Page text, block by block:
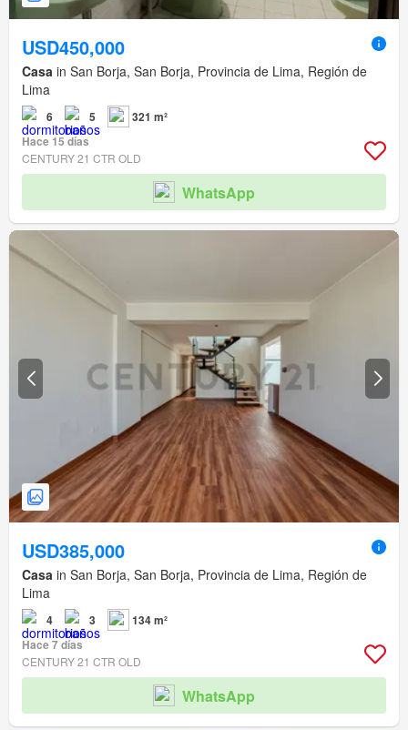
USD450,000
Casa in San Borja, San Borja, Provincia de Lima, Región de
Lima
6 5
321 m²
Hace 15 días
CENTURY 21 CTR OLD
WhatsApp
USD385,000
Casa in San Borja, San Borja, Provincia de Lima, Región de
Lima
4 3
134 m²
Hace 7 días
CENTURY 21 CTR OLD
WhatsApp